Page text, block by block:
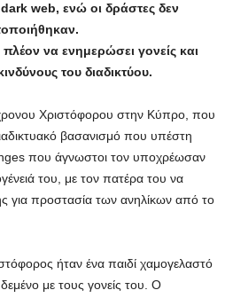
web, ενώ οι δράστες δεν
πλέον να ενημερώσει γονείς και
του διαδικτύου.
Χριστόφορου στην Κύπρο, που
βασανισμό που υπέστη
που άγνωστοι τον υποχρέωσαν
του, με τον πατέρα του να
για προστασία των ανηλίκων από το
ήταν ένα παιδί χαμογελαστό
με τους γονείς του. Ο